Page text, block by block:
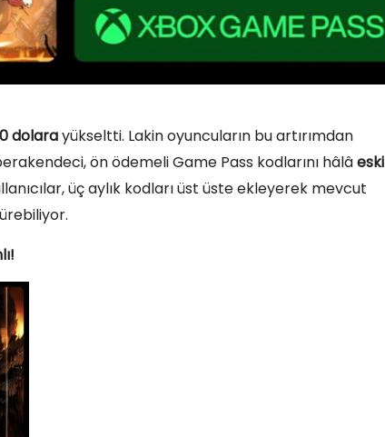
dolarayükseltti. Lakin oyuncuların bu artırımdan
ön ödemeli Game Pass kodlarını hâlâeski
üç aylık kodları üst üste ekleyerek mevcut